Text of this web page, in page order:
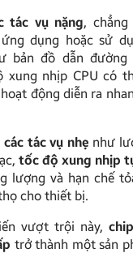
tác vụ nặng,
dụng hoặc sử
bản đồ dẫn đường
xung nhịp CPU có
động diễn ra
tác vụ nhẹ như
tốc độ xung nhịp
lượng và hạn chế
cho thiết bị.
vượt trội này,
trở thành một sản